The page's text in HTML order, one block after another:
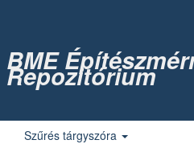
BME
Repozitórium
Szűrés tárgyszóra